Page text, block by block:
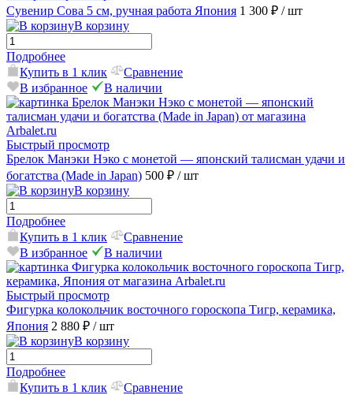
Сувенир Сова 5 см, ручная работа Япония 1 300 ₽ / шт
В корзину
Подробнее
Купить в 1 клик
Сравнение
В избранное
В наличии
Быстрый просмотр
Брелок Манэки Нэко с монетой — японский талисман удачи и
богатства (Made in Japan) 500 ₽ / шт
В корзину
Подробнее
Купить в 1 клик
Сравнение
В избранное
В наличии
Быстрый просмотр
Фигурка колокольчик восточного гороскопа Тигр, керамика,
Япония 2 880 ₽ / шт
В корзину
Подробнее
Купить в 1 клик
Сравнение